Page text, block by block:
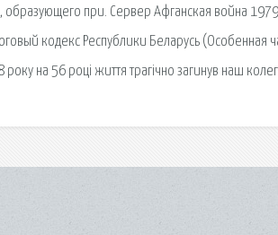
образующего при. Сервер Афганская война
кодекс Республики Беларусь (Особенная
на 56 році життя трагічно загинув наш